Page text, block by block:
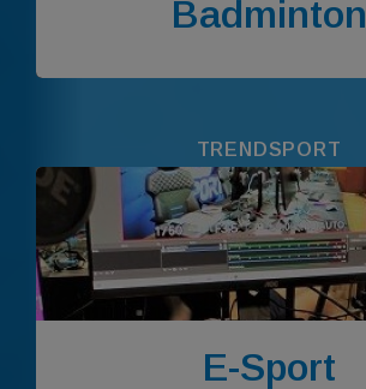
Badminton
TRENDSPORT
E-Sport